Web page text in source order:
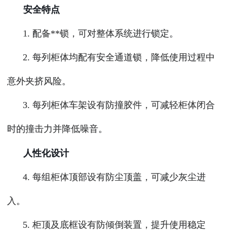
安全特点
1. 配备**锁，可对整体系统进行锁定。
2. 每列柜体均配有安全通道锁，降低使用过程中
意外夹挤风险。
3. 每列柜体车架设有防撞胶件，可减轻柜体闭合
时的撞击力并降低噪音。
人性化设计
4. 每组柜体顶部设有防尘顶盖，可减少灰尘进
入。
5. 柜顶及底框设有防倾倒装置，提升使用稳定